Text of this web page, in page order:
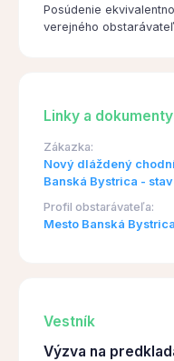
Posúdenie
verejného
Linky a dokumenty
Zákazka:
Nový dláždený
Banská Bystrica -
Profil obstarávateľa:
Mesto Banská Bystrica
Vestník
Výzva na